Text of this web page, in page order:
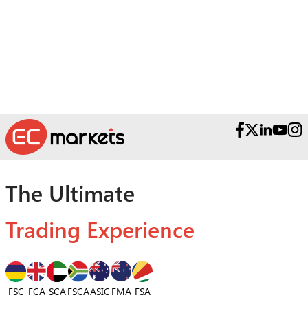
The Ultimate
Trading Experience
FSC FCA SCAFSCAASIC FMA FSA